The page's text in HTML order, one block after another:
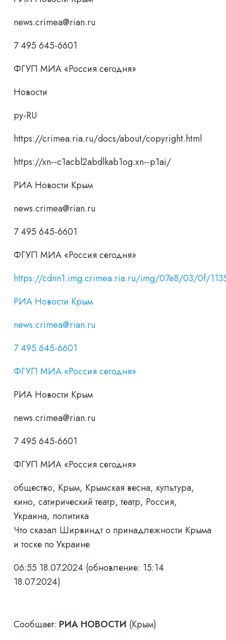
news.crimea@rian.ru
7 495 645-6601
ФГУП МИА «Россия сегодня»
Новости
ру-RU
https://crimea.ria.ru/docs/about/copyright.html
https://xn--c1acbl2abdlkab1og.xn--p1ai/
РИА Новости Крым
news.crimea@rian.ru
7 495 645-6601
ФГУП МИА «Россия сегодня»
https://cdnn1.img.crimea.ria.ru/img/07e8/03/0f/
РИА Новости Крым
news.crimea@rian.ru
7 495 645-6601
ФГУП МИА «Россия сегодня»
РИА Новости Крым
news.crimea@rian.ru
7 495 645-6601
ФГУП МИА «Россия сегодня»
общество, Крым, Крымская весна, культура,
кино, сатирический театр, театр, Россия,
Украина, политика
Что сказал Ширвиндт о принадлежности Крыма
и тоске по Украине
06:55 18.07.2024 (обновление: 15:14
18.07.2024)
Сообщает: РИА НОВОСТИ (Крым)